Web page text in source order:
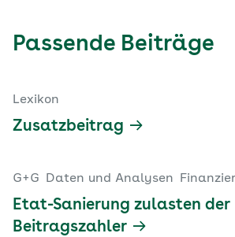
Passende Beiträge
Lexikon
Zusatzbeitrag
G+G Daten und Analysen
Etat-Sanierung zulasten der
Beitragszahler